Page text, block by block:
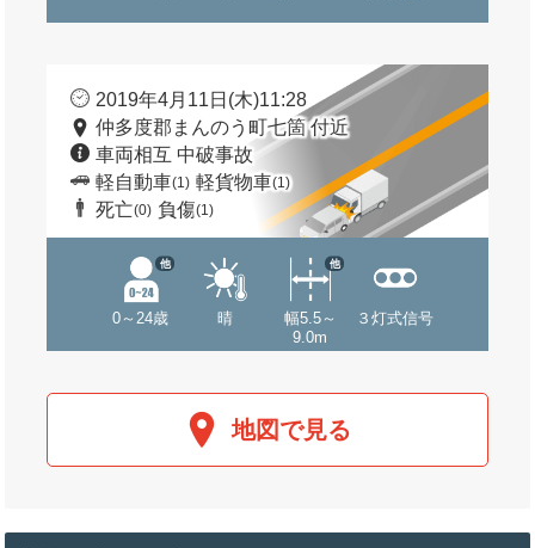
2019年4月11日(木)11:28
仲多度郡まんのう町七箇 付近
車両相互 中破事故
軽自動車(1) 軽貨物車(1)
死亡(0) 負傷(1)
0～24歳
他
晴
幅5.5～
9.0m
他
３灯式信号
地図で見る